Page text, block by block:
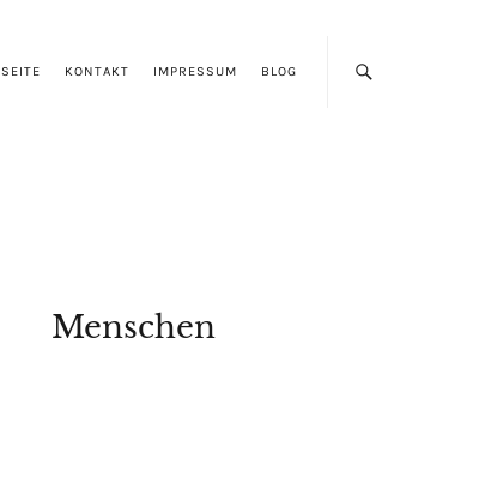
KONTAKT IMPRESSUM BLOG
Menschen